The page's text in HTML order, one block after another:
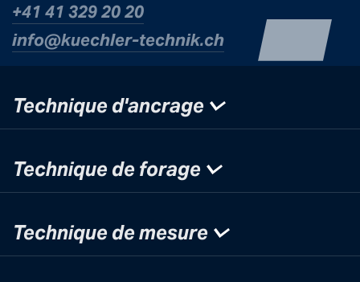
+41 41 329 20 20
info@kuechler-technik.ch
Technique d'ancrage
Technique de forage
Technique de mesure